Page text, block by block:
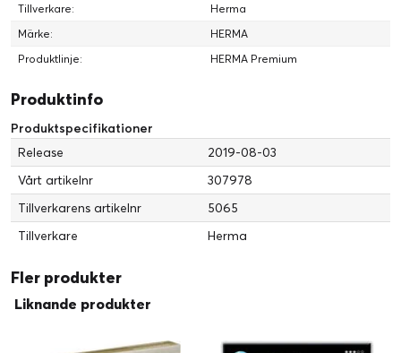
Tillverkare:
Herma
Märke:
HERMA
Produktlinje:
HERMA Premium
Produktinfo
Produktspecifikationer
Release
2019-08-03
Vårt artikelnr
307978
Tillverkarens artikelnr
5065
Tillverkare
Herma
Fler produkter
Liknande produkter